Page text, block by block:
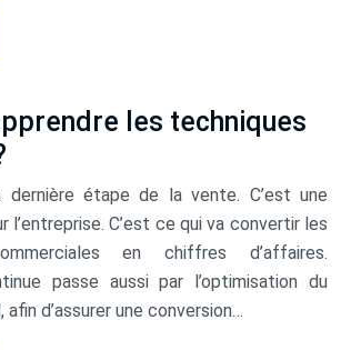
les techniques
étape de la vente. C’est une
l’entreprise. C’est ce qui va convertir les
en chiffres d’affaires.
passe aussi par l’optimisation du
d’assurer une conversion…